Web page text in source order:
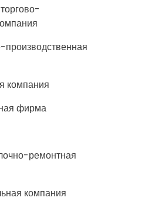
компания
фирма
ремонтная
компания